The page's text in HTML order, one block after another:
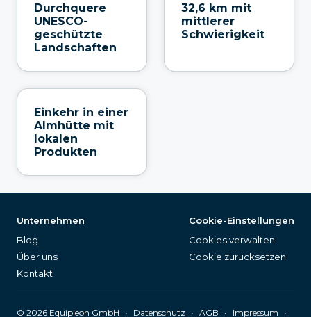
Durchquere
UNESCO-
geschützte
Landschaften
32,6 km mit
mittlerer
Schwierigkeit
Einkehr in einer
Almhütte mit
lokalen
Produkten
Unternehmen
Blog
Über uns
Kontakt
Cookie-Einstellungen
Cookies verwalten
Cookie zurücksetzen
© 2026 Equipleon GmbH • Datenschutz • AGB • Impressum •